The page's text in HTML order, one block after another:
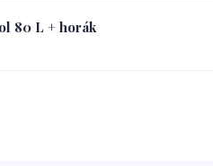
80 L + horák